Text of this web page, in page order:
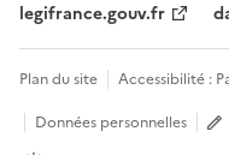
legifrance.gouv.fr
Plan du site Accessibilité :
Données personnelles